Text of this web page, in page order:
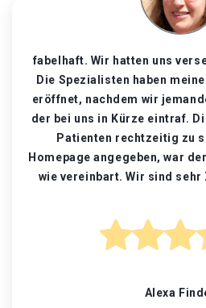
fabelhaft. Wir hatten uns
Die Spezialisten haben
eröffnet, nachdem wir
der bei uns in Kürze eintraf.
Patienten rechtzeitig zu
Homepage angegeben, war
wie vereinbart. Wir sind sehr
Alexa